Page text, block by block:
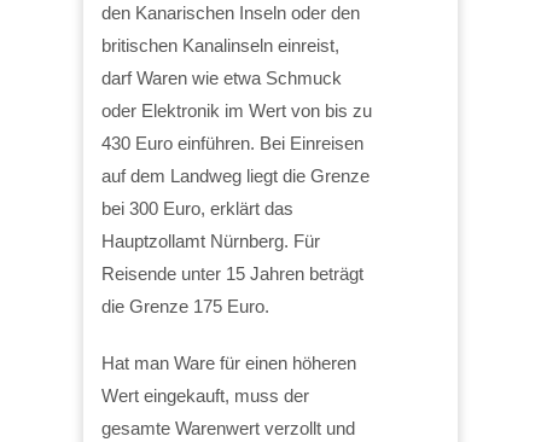
den Kanarischen Inseln oder den
britischen Kanalinseln einreist,
darf Waren wie etwa Schmuck
oder Elektronik im Wert von bis zu
430 Euro einführen. Bei Einreisen
auf dem Landweg liegt die Grenze
bei 300 Euro, erklärt das
Hauptzollamt Nürnberg. Für
Reisende unter 15 Jahren beträgt
die Grenze 175 Euro.
Hat man Ware für einen höheren
Wert eingekauft, muss der
gesamte Warenwert verzollt und